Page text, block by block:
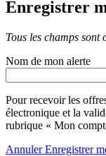
Enregistrer
Tous les champs sont
Nom de mon alerte
Pour recevoir les
électronique et la
rubrique « Mon
AnnulerEnregistrer